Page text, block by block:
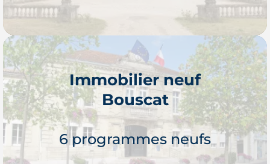
Je découvre
Immobilier neuf
Bouscat
6 programmes neufs